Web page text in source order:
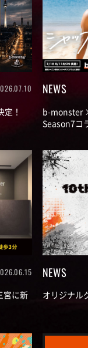
！
NEWS
b-monster
Season7コ
宮に新
NEWS
オリジナル